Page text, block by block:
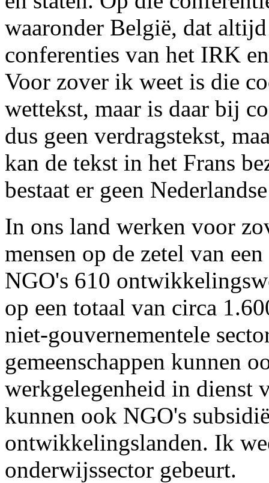
waaronder België, dat
conferenties van het IRK
Voor zover ik weet is die
wettekst, maar is daar bij
dus geen verdragstekst,
kan de tekst in het Frans
bestaat er geen
In ons land werken voor
mensen op de zetel van
NGO's 610
op een totaal van circa
niet-gouvernementele
gemeenschappen kunnen
werkgelegenheid in dienst
kunnen ook NGO's
ontwikkelingslanden. Ik
onderwijssector gebeurt.